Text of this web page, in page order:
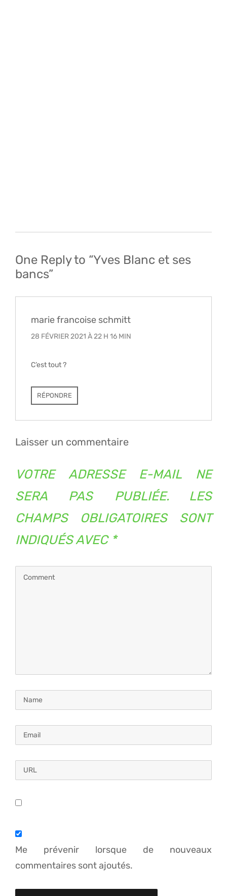
One Reply to “Yves Blanc et ses
bancs”
marie francoise schmitt
28 FÉVRIER 2021 À 22 H 16 MIN
C’est tout ?
RÉPONDRE
Laisser un commentaire
VOTRE ADRESSE E-MAIL NE
SERA PAS PUBLIÉE.
LES
CHAMPS OBLIGATOIRES SONT
INDIQUÉS AVEC *
Me prévenir lorsque de nouveaux
commentaires sont ajoutés.